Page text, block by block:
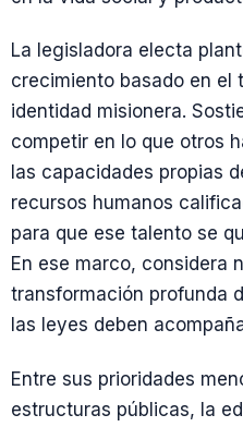
La legisladora electa
crecimiento basado en el
identidad misionera.
competir en lo que otros
las capacidades propias
recursos humanos
para que ese talento se
En ese marco, considera
transformación profunda
las leyes deben
Entre sus prioridades
estructuras públicas, la